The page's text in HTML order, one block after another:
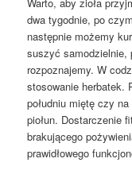
Warto, aby zioła
dwa tygodnie, po
następnie możemy
suszyć samodzielnie,
rozpoznajemy. W
stosowanie herbatek.
południu miętę czy
piołun. Dostarczenie
brakującego
prawidłowego